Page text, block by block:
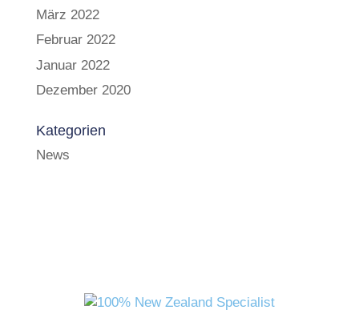
März 2022
Februar 2022
Januar 2022
Dezember 2020
Kategorien
News